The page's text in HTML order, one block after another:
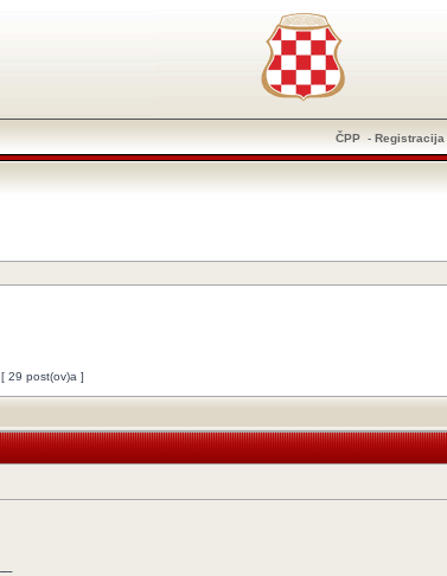
ČPP - Registracija
[ 29 post(ov)a ]